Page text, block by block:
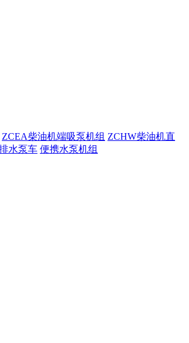
ZCEA柴油机端吸泵机组 ZCHW柴油机直
水泵车 便携水泵机组